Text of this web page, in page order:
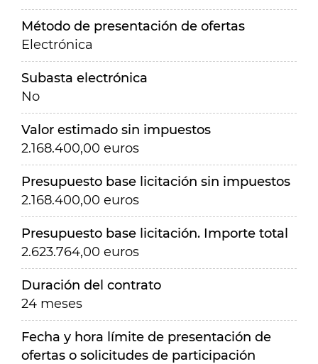
Método de presentación de ofertas
Electrónica
Subasta electrónica
No
Valor estimado sin impuestos
2.168.400,00 euros
Presupuesto base licitación sin impuestos
2.168.400,00 euros
Presupuesto base licitación. Importe total
2.623.764,00 euros
Duración del contrato
24 meses
Fecha y hora límite de presentación de
ofertas o solicitudes de participación